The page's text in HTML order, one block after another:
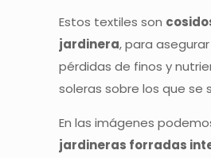
Estos textiles son
jardinera, para
pérdidas de finos y
soleras sobre los que se
En las imágenes
jardineras forradas